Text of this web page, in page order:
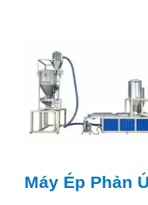
Máy Ép Phản